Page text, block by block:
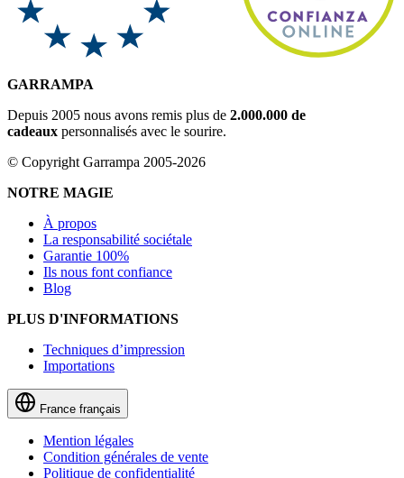
GARRAMPA
Depuis 2005 nous avons remis plus de 2.000.000 de
cadeaux personnalisés avec le sourire.
© Copyright Garrampa 2005-2026
NOTRE MAGIE
À propos
La responsabilité sociétale
Garantie 100%
Ils nous font confiance
Blog
PLUS D'INFORMATIONS
Techniques d’impression
Importations
France français
Mention légales
Condition générales de vente
Politique de confidentialité